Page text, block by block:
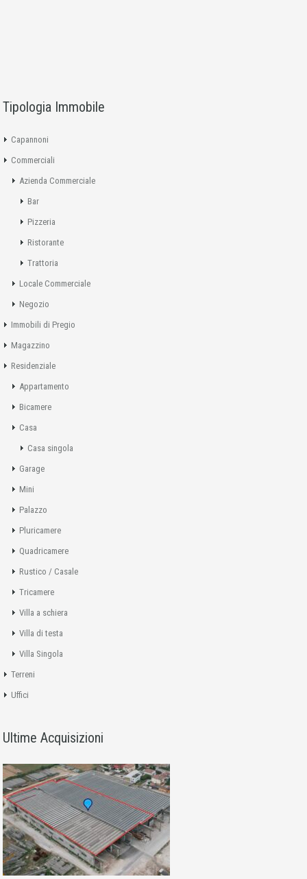
Tipologia Immobile
Capannoni
Commerciali
Azienda Commerciale
Bar
Pizzeria
Ristorante
Trattoria
Locale Commerciale
Negozio
Immobili di Pregio
Magazzino
Residenziale
Appartamento
Bicamere
Casa
Casa singola
Garage
Mini
Palazzo
Pluricamere
Quadricamere
Rustico / Casale
Tricamere
Villa a schiera
Villa di testa
Villa Singola
Terreni
Uffici
Ultime Acquisizioni